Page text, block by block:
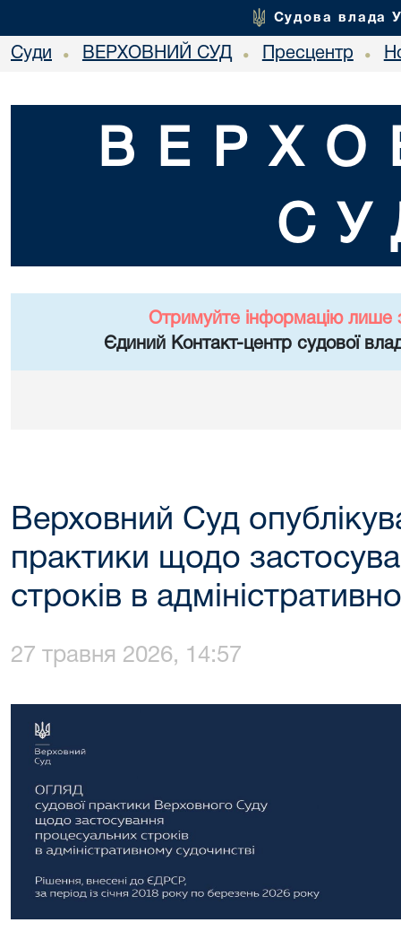
Судова влада
Суди • ВЕРХОВНИЙ СУД • Пресцентр •
Отримуйте інформацію лише
Єдиний Контакт-центр судової
Верховний Суд
практики щодо
строків в
27 травня 2026, 14:57